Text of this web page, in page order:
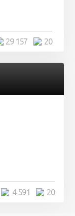
20
29 157
20
4 591